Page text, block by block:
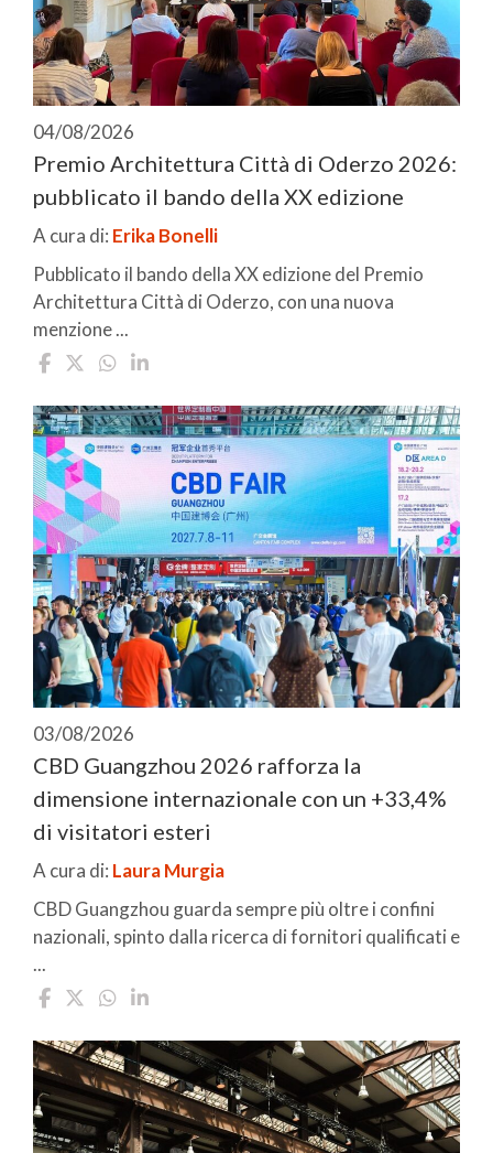
04/08/2026
Premio Architettura Città di Oderzo 2026:
pubblicato il bando della XX edizione
A cura di: Erika Bonelli
Pubblicato il bando della XX edizione del Premio
Architettura Città di Oderzo, con una nuova
menzione ...
03/08/2026
CBD Guangzhou 2026 rafforza la
dimensione internazionale con un +33,4%
di visitatori esteri
A cura di: Laura Murgia
CBD Guangzhou guarda sempre più oltre i confini
nazionali, spinto dalla ricerca di fornitori qualificati e
...